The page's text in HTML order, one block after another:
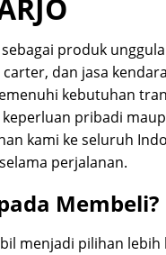
produk
dan jasa
kebutuhan
pribadi
kami ke seluruh
perjalanan.
Membeli?
menjadi pilihan lebih